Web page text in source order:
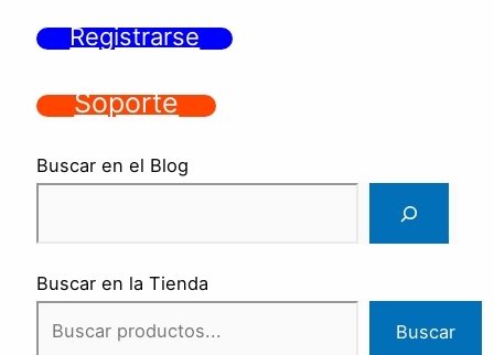
Registrarse
Soporte
Buscar en el Blog
Buscar en la Tienda
Buscar